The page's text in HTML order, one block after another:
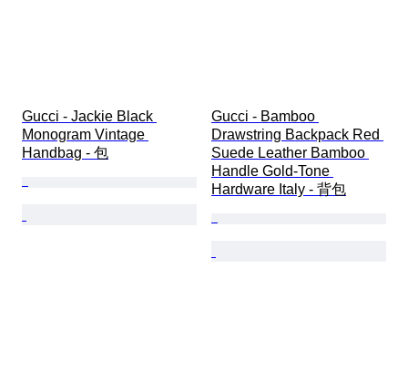
Gucci - Jackie Black
Monogram Vintage
Handbag - 包
Gucci - Bamboo
Drawstring Backpack Red
Suede Leather Bamboo
Handle Gold-Tone
Hardware Italy - 背包